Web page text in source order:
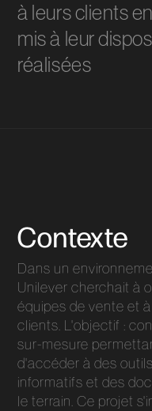
à leurs clients
mis à leur
réalisées
Contexte
Dans un
Unilever cherchait à
équipes de vente et
clients. L'objectif :
sur-mesure
d'accéder à des
informatifs et des
le terrain. Ce projet